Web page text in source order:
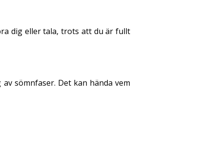
dig eller tala, trots att du är fullt
sömnfaser. Det kan hända vem